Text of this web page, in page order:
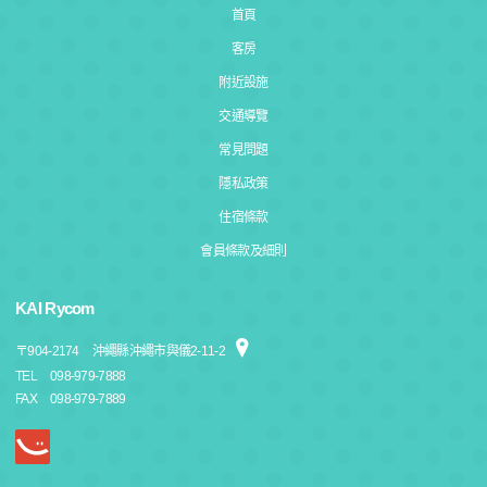
首頁
客房
附近設施
交通導覽
常見問題
隱私政策
住宿條款
會員條款及細則
KAI Rycom
〒904-2174
沖繩縣沖繩市與儀2-11-2
TEL
098-979-7888
FAX
098-979-7889